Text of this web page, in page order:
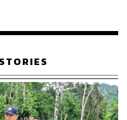
แดน โดยเฉพาะกรณีบ้าน
โดยที่ประชุมได้มอบหมาย
นร่วม (JBC) ไทย-กัมพูชา
นเกี่ยวกับพื้นที่ดังกล่าว และ
วนภูมิภาค (RBC) หารือ